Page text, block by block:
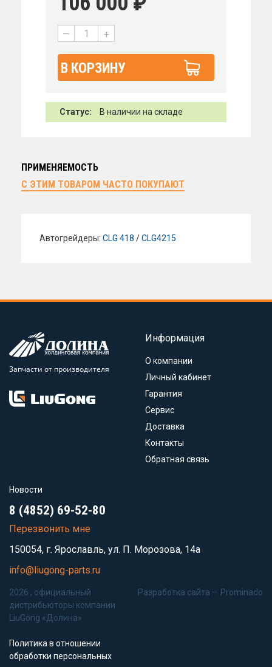
— +
В КОРЗИНУ
Статус: В наличии на складе
ПРИМЕНЯЕМОСТЬ
С ЭТИМ ТОВАРОМ ЧАСТО ПОКУПАЮТ
Автогрейдеры: CLG 418 /CLG4215
Запчасти от производителя
Информация
О компании
Личный кабинет
Гарантия
Сервис
Доставка
Контакты
Обратная связь
Новости
8 (4852) 69-52-80
Перезвонить мне
150054, г. Ярославль, ул. П. Морозова, 14а
info@liugong-parts.ru
2026 , официальный
дистрибьюторы компании
LiuGong «Долина»
Политика в отношении
обработки персональных
Разработка сайта — Prominado